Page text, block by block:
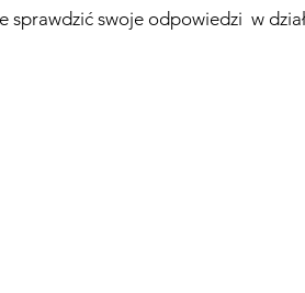
sprawdzić swoje odpowiedzi w